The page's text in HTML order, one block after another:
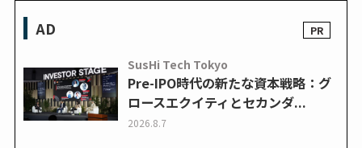
AD
SusHi Tech Tokyo
Pre-IPO時代の新たな資本戦略：グ
ロースエクイティとセカンダ...
2026.8.7